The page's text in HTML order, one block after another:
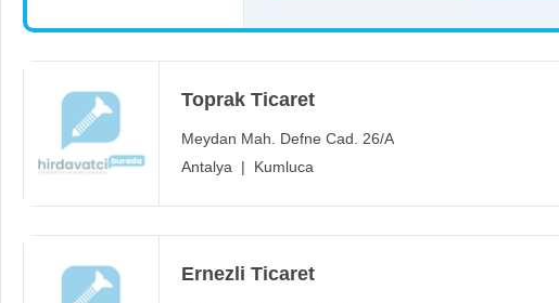
Toprak Ticaret
Meydan Mah. Defne Cad. 26/A
Antalya | Kumluca
Ernezli Ticaret